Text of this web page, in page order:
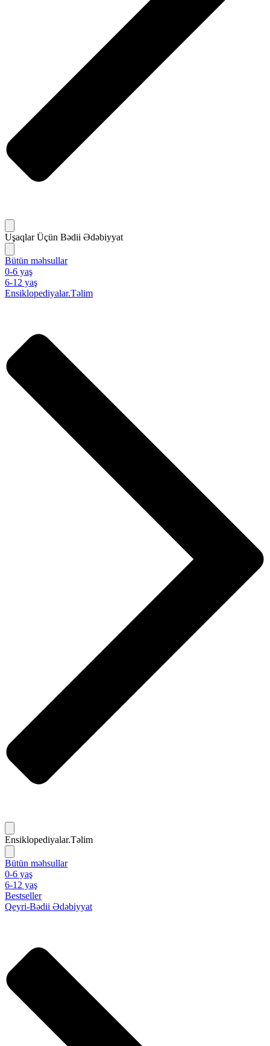
Uşaqlar Üçün Bədii Ədəbiyyat
Bütün məhsullar
0-6 yaş
6-12 yaş
Ensiklopediyalar.Təlim
Ensiklopediyalar.Təlim
Bütün məhsullar
0-6 yaş
6-12 yaş
Bestseller
Qeyri-Bədii Ədəbiyyat